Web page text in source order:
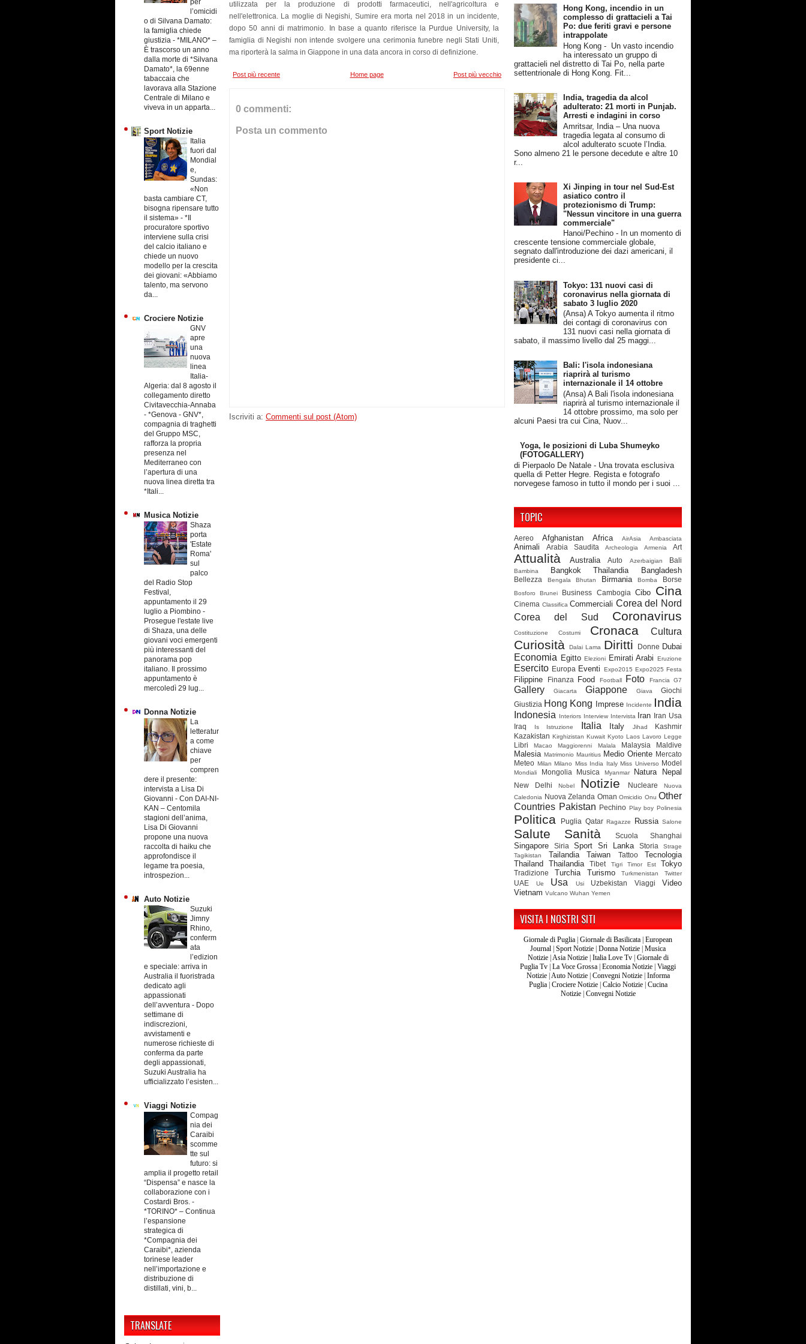
per
l’omicidi
o di Silvana Damato:
la famiglia chiede
giustizia - *MILANO* –
È trascorso un anno
dalla morte di *Silvana
Damato*, la 69enne
tabaccaia che
lavorava alla Stazione
Centrale di Milano e
viveva in un apparta...
Sport Notizie
Italia
fuori dal
Mondial
e,
Sundas:
«Non
basta cambiare CT,
bisogna ripensare tutto
il sistema» - *Il
procuratore sportivo
interviene sulla crisi
del calcio italiano e
chiede un nuovo
modello per la crescita
dei giovani: «Abbiamo
talento, ma servono
da...
Crociere Notizie
GNV
apre
una
nuova
linea
Italia-
Algeria: dal 8 agosto il
collegamento diretto
Civitavecchia-Annaba
- *Genova - GNV*,
compagnia di traghetti
del Gruppo MSC,
rafforza la propria
presenza nel
Mediterraneo con
l’apertura di una
nuova linea diretta tra
*Itali...
Musica Notizie
Shaza
porta
'Estate
Roma'
sul
palco
del Radio Stop
Festival,
appuntamento il 29
luglio a Piombino -
Prosegue l'estate live
di Shaza, una delle
giovani voci emergenti
più interessanti del
panorama pop
italiano. Il prossimo
appuntamento è
mercoledì 29 lug...
Donna Notizie
La
letteratur
a come
chiave
per
compren
dere il presente:
intervista a Lisa Di
Giovanni - Con DAI-NI-
KAN – Centomila
stagioni dell’anima,
Lisa Di Giovanni
propone una nuova
raccolta di haiku che
approfondisce il
legame tra poesia,
introspezion...
Auto Notizie
Suzuki
Jimny
Rhino,
conferm
ata
l’edizion
e speciale: arriva in
Australia il fuoristrada
dedicato agli
appassionati
dell’avventura - Dopo
settimane di
indiscrezioni,
avvistamenti e
numerose richieste di
conferma da parte
degli appassionati,
Suzuki Australia ha
ufficializzato l’esisten...
Viaggi Notizie
Compag
nia dei
Caraibi
scomme
tte sul
futuro: si
amplia il progetto retail
“Dispensa” e nasce la
collaborazione con i
Costardi Bros. -
*TORINO* – Continua
l’espansione
strategica di
*Compagnia dei
Caraibi*, azienda
torinese leader
nell’importazione e
distribuzione di
distillati, vini, b...
TRANSLATE
utilizzata per la produzione di prodotti farmaceutici, nell'agricoltura e
nell'elettronica. La moglie di Negishi, Sumire era morta nel 2018 in un incidente,
dopo 50 anni di matrimonio. In base a quanto riferisce la Purdue University, la
famiglia di Negishi non intende svolgere una cerimonia funebre negli Stati Uniti,
ma riporterà la salma in Giappone in una data ancora in corso di definizione.
Post più recente Post più vecchio
Home page
0 commenti:
Posta un commento
Iscriviti a: Commenti sul post (Atom)
Hong Kong, incendio in un
complesso di grattacieli a Tai
Po: due feriti gravi e persone
intrappolate
Hong Kong - Un vasto incendio
ha interessato un gruppo di
grattacieli nel distretto di Tai Po, nella parte
settentrionale di Hong Kong. Fit...
India, tragedia da alcol
adulterato: 21 morti in Punjab.
Arresti e indagini in corso
Amritsar, India – Una nuova
tragedia legata al consumo di
alcol adulterato scuote l’India.
Sono almeno 21 le persone decedute e altre 10
r...
Xi Jinping in tour nel Sud-Est
asiatico contro il
protezionismo di Trump:
"Nessun vincitore in una guerra
commerciale"
Hanoi/Pechino - In un momento di
crescente tensione commerciale globale,
segnato dall'introduzione dei dazi americani, il
presidente ci...
Tokyo: 131 nuovi casi di
coronavirus nella giornata di
sabato 3 luglio 2020
(Ansa) A Tokyo aumenta il ritmo
dei contagi di coronavirus con
131 nuovi casi nella giornata di
sabato, il massimo livello dal 25 maggi...
Bali: l'isola indonesiana
riaprirà al turismo
internazionale il 14 ottobre
(Ansa) A Bali l'isola indonesiana
riaprirà al turismo internazionale il
14 ottobre prossimo, ma solo per
alcuni Paesi tra cui Cina, Nuov...
Yoga, le posizioni di Luba Shumeyko
(FOTOGALLERY)
di Pierpaolo De Natale - Una trovata esclusiva
quella di Petter Hegre. Regista e fotografo
norvegese famoso in tutto il mondo per i suoi ...
TOPIC
Aereo Afghanistan Africa AirAsia Ambasciata
Animali Arabia Saudita Archeologia Armenia Art
Attualità Australia Auto Azerbaigian Bali
Bambina Bangkok Thailandia Bangladesh
Bellezza Bengala Bhutan Birmania Bomba Borse
Bosforo Brunei Business Cambogia Cibo Cina
Cinema Classifica Commerciali Corea del Nord
Corea del Sud
Coronavirus
Costituzione Costumi Cronaca Cultura
Curiosità Dalai Lama Diritti Donne Dubai
Economia Egitto Elezioni Emirati Arabi Eruzione
Esercito Europa Eventi Expo2015 Expo2025 Festa
Filippine Finanza Food Football Foto Francia G7
Gallery Giacarta Giappone Giava
Giochi
Giustizia Hong Kong Imprese Incidente India
Indonesia Interiors Interview Intervista Iran Iran Usa
Iraq
Is Istruzione Italia Italy Jihad
Kashmir
Kazakistan Kirghizistan Kuwait Kyoto Laos Lavoro Legge
Libri Macao Maggiorenni Malala Malaysia Maldive
Malesia Matrimonio Mauritius Medio Oriente Mercato
Meteo Milan Milano Miss India Italy Miss Universo Model
Mondiali Mongolia Musica Myanmar Natura Nepal
New Delhi Nobel Notizie Nucleare
Nuova
Caledonia Nuova Zelanda Oman Omicidio Onu Other
Countries Pakistan Pechino Play boy Polinesia
Politica Puglia Qatar Ragazze Russia Salone
Salute Sanità Scuola Shanghai
Singapore Siria Sport Sri Lanka Storia
Strage
Tagikistan
Tailandia Taiwan Tattoo
Tecnologia
Thailand
Thailandia Tibet Tigri Timor Est Tokyo
Tradizione Turchia Turismo Turkmenistan Twitter
UAE Ue Usa Usi Uzbekistan Viaggi
Video
Vietnam Vulcano Wuhan Yemen
VISITA I NOSTRI SITI
Giornale di Puglia | Giornale di Basilicata | European
Journal | Sport Notizie | Donna Notizie | Musica
Notizie|Asia Notizie| Italia Love Tv| Giornale di
Puglia Tv | La Voce Grossa | Economia Notizie | Viaggi
Notizie|Auto Notizie| Convegni Notizie| Informa
Puglia| Crociere Notizie| Calcio Notizie| Cucina
Notizie| Convegni Notizie